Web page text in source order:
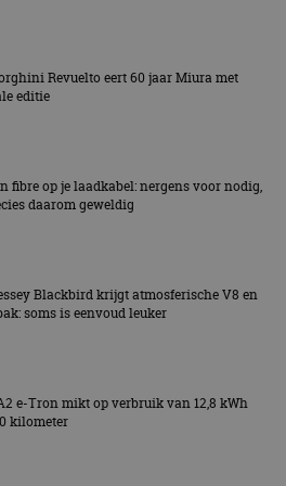
Revuelto eert 60 jaar Miura met
editie
fibre op je laadkabel: nergens voor nodig,
daarom geweldig
Blackbird krijgt atmosferische V8 en
soms is eenvoud leuker
e-Tron mikt op verbruik van 12,8 kWh
kilometer
Aanbieder
Domein
Vervaldatum
te
website
autorai.nl
dagen
gebruikt
Privacy Policy